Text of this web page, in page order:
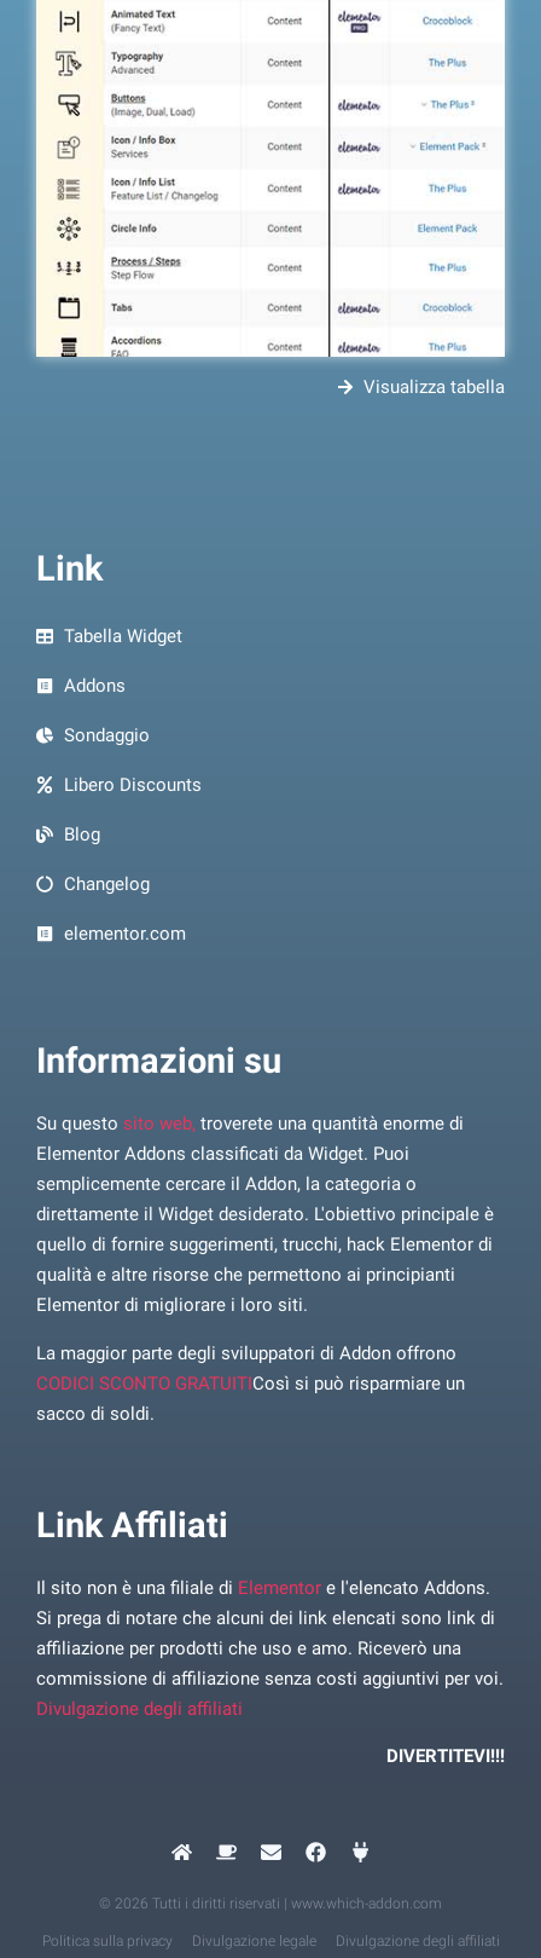
Informazioni su
Su questo sito web, troverete una quantità enorme di
Elementor Addons classificati da Widget. Puoi
semplicemente cercare il Addon, la categoria o
direttamente il Widget desiderato. L'obiettivo principale è
quello di fornire suggerimenti, trucchi, hack Elementor di
qualità e altre risorse che permettono ai principianti
Elementor di migliorare i loro siti.
La maggior parte degli sviluppatori di Addon offrono
CODICI SCONTO GRATUITICosì si può risparmiare un
sacco di soldi.
Link Affiliati
Il sito non è una filiale di Elementor e l'elencato Addons.
Si prega di notare che alcuni dei link elencati sono link di
affiliazione per prodotti che uso e amo. Riceverò una
commissione di affiliazione senza costi aggiuntivi per voi.
Divulgazione degli affiliati
DIVERTITEVI!!!
Link
Tabella Widget
Addons
Sondaggio
Libero Discounts
Blog
Changelog
elementor.com
Visualizza tabella
© 2026 Tutti i diritti riservati | www.which-addon.com
Politica sulla privacy Divulgazione legale Divulgazione degli affiliati